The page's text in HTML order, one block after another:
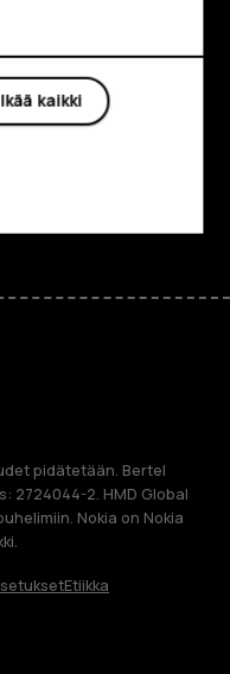
pidätetään. Bertel
2724044-2. HMD Global
Nokia on Nokia
Etiikka
kaikki